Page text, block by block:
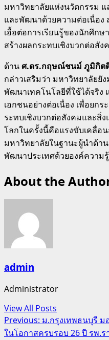
มหาวิทยาลัยแห่งนวัตกรรม
และพัฒนาด้วยความต่อเนื่อง
เอื้อต่อการเรียนรู้ของนักศึก
สร้างผลกระทบเชิงบวกต่อสัง
ด้านศ.ดร.กฤษณ์ชนม์ ภูมิกิ
กล่าวเสริมว่า มหาวิทยาลัยยั
พัฒนาเทคโนโลยีที่ใช้ได้จริง
เอกชนอย่างต่อเนื่อง เพื่อยก
ระทบเชิงบวกต่อสังคมและสิ่
โลกในครั้งนี้คือแรงขับเคลื่
มหาวิทยาลัยในฐานะผู้นำด้า
พัฒนาประเทศด้วยองค์ความ
About the
admin
Administrator
View All Posts
Post
Previous: ม.กรุงเทพธนบุรี
ในโอกาสครบรอบ 26 ปี รพ.